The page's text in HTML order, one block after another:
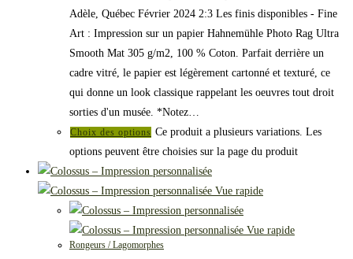
Adèle, Québec Février 2024 2:3 Les finis disponibles - Fine
Art : Impression sur un papier Hahnemühle Photo Rag Ultra
Smooth Mat 305 g/m2, 100 % Coton. Parfait derrière un
cadre vitré, le papier est légèrement cartonné et texturé, ce
qui donne un look classique rappelant les oeuvres tout droit
sorties d'un musée. *Notez…
Choix des options Ce produit a plusieurs variations. Les
options peuvent être choisies sur la page du produit
Vue rapide
Vue rapide
Rongeurs / Lagomorphes